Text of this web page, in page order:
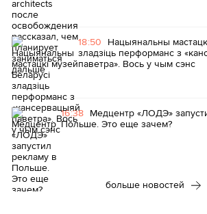
18:50 Нацыянальны
зладзіць перформанс з
паветра». Вось у чым сэнс
16:38 Медцентр «ЛОДЭ»
Польше. Это еще зачем?
больше новостей